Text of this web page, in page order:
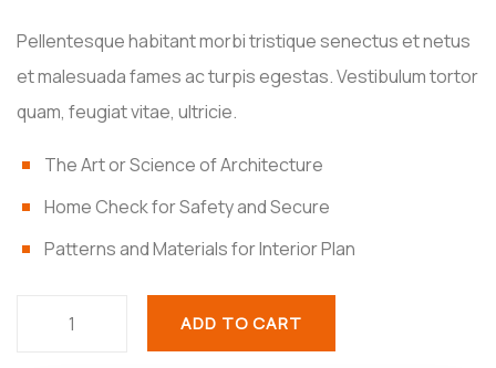
Pellentesque habitant morbi tristique senectus et netus
et malesuada fames ac turpis egestas. Vestibulum tortor
quam, feugiat vitae, ultricie.
The Art or Science of Architecture
Home Check for Safety and Secure
Patterns and Materials for Interior Plan
ADD TO CART